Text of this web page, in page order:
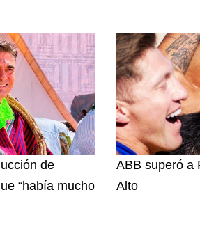
de
“había mucho
ABB superó a
Alto